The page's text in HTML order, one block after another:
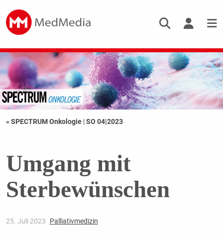
« SPECTRUM Onkologie |SO 04|2023
Umgang mit
Sterbewünschen
25. Juli 2023 Palliativmedizin